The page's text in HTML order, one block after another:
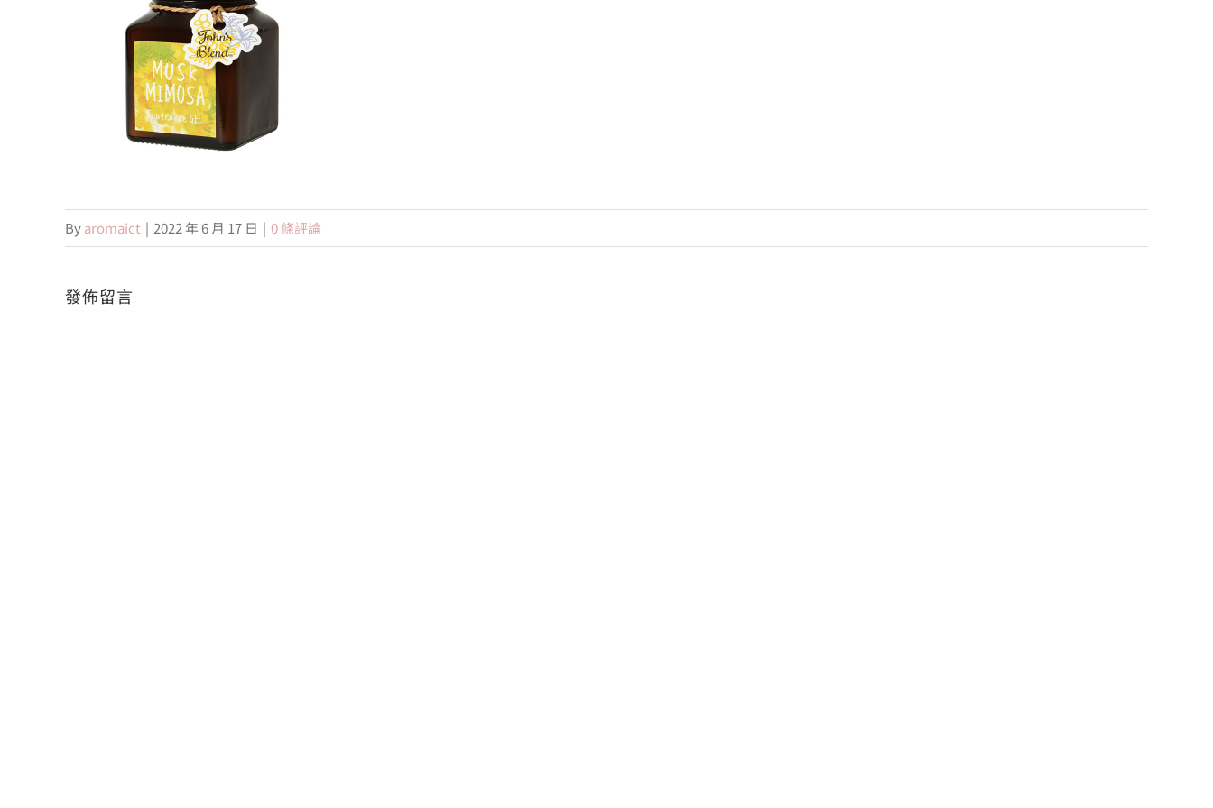
Byaromaict | 2022 年 6 月 17 日 | 0 條評論
發佈留言